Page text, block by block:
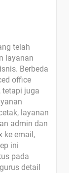
telah
layanan
Berbeda
office
tetapi juga
layanan
admin dan
ke email,
ini
pada
detail